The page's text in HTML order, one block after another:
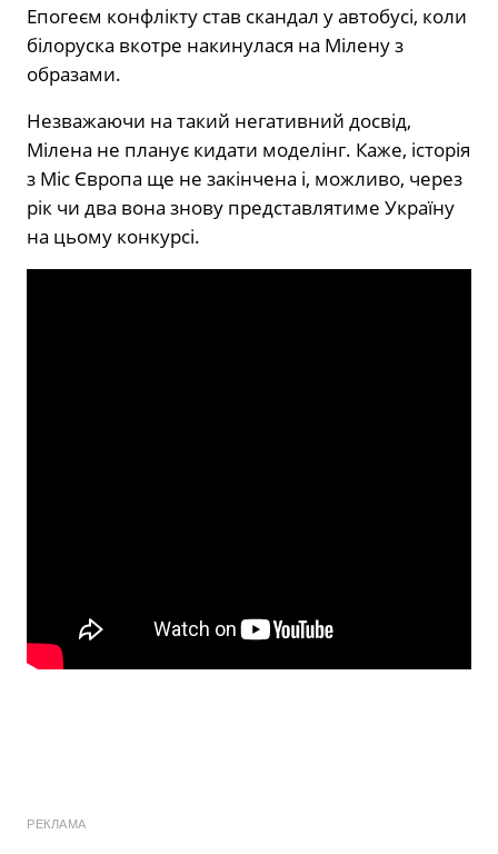
Епогеєм конфлікту став скандал у автобусі, коли
білоруска вкотре накинулася на Мілену з
образами.
Незважаючи на такий негативний досвід,
Мілена не планує кидати моделінг. Каже, історія
з Міс Європа ще не закінчена і, можливо, через
рік чи два вона знову представлятиме Україну
на цьому конкурсі.
РЕКЛАМА